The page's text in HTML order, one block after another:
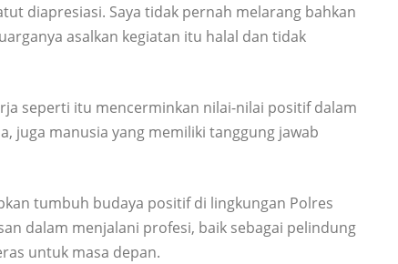
diapresiasi. Saya tidak pernah melarang bahkan
asalkan kegiatan itu halal dan tidak
seperti itu mencerminkan nilai-nilai positif dalam
juga manusia yang memiliki tanggung jawab
tumbuh budaya positif di lingkungan Polres
dalam menjalani profesi, baik sebagai pelindung
untuk masa depan.